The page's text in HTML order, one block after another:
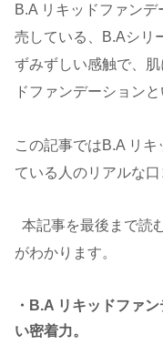
B.A リキッドファン
売している、B.Aシリ
ずみずしい感触で、
ドファンデーション
この記事ではB.A リ
ている人のリアルな
本記事を最後まで読
がわかります。
・B.A リキッドファ
い密着力。